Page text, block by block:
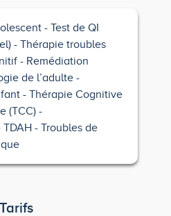
Test de QI
Thérapie troubles
Remédiation
de l’adulte
Thérapie Cognitive
(TCC)
TDAH
Troubles de
Tarifs